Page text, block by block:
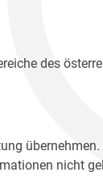
des
nicht